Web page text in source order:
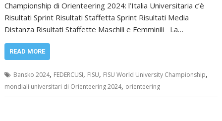
Championship di Orienteering 2024: l’Italia Universitaria c’è
Risultati Sprint Risultati Staffetta Sprint Risultati Media
Distanza Risultati Staffette Maschili e Femminili La…
READ MORE
Bansko 2024, FEDERCUSI, FISU, FISU World University Championship,
mondiali universitari di Orienteering 2024, orienteering